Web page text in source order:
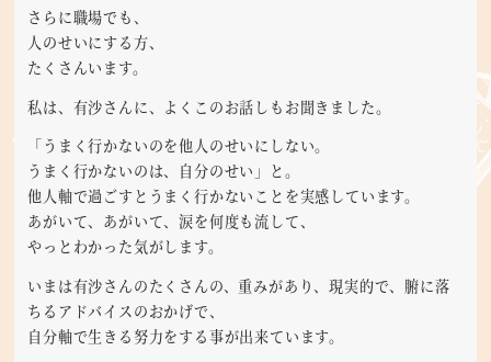
さらに職場でも、
人のせいにする方、
たくさんいます。
私は、有沙さんに、よくこのお話しもお聞きました。
「うまく行かないのを他人のせいにしない。
うまく行かないのは、自分のせい」と。
他人軸で過ごすとうまく行かないことを実感しています。
あがいて、あがいて、涙を何度も流して、
やっとわかった気がします。
いまは有沙さんのたくさんの、重みがあり、現実的で、腑に落
ちるアドバイスのおかげで、
自分軸で生きる努力をする事が出来ています。